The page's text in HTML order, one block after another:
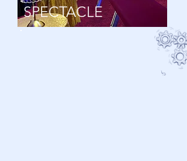
SPECTACLE